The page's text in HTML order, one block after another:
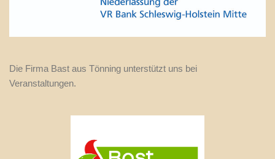
Die Firma Bast aus Tönning unterstützt uns bei
Veranstaltungen.